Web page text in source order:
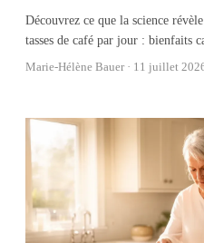
Découvrez ce que la science
tasses de café par jour : bienfaits
Marie-Hélène Bauer · 11 juillet